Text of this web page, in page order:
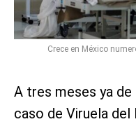
Crece en México
A tres meses ya
caso de Viruela